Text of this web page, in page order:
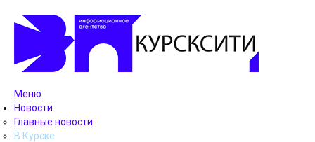
Меню
Новости
Главные новости
В Курске